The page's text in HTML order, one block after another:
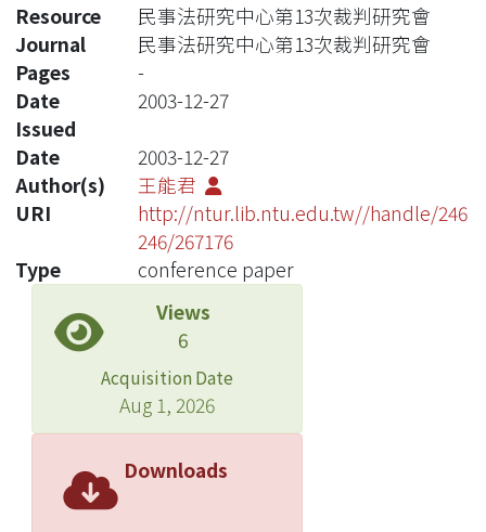
Resource
民事法研究中心第13次裁判研究會
Journal
民事法研究中心第13次裁判研究會
Pages
-
Date
Issued
2003-12-27
Date
2003-12-27
Author(s)
王能君
URI
http://ntur.lib.ntu.edu.tw//handle/246
246/267176
Type
conference paper
Views
6
Acquisition Date
Aug 1, 2026
Downloads